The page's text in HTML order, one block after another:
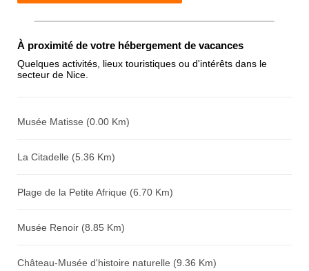
Antispam - Combien font 7x4 (en
chiffres) :
À proximité de votre hébergement de vacances
Quelques activités, lieux touristiques ou d'intérêts dans le
secteur de Nice.
Musée Matisse (0.00 Km)
La Citadelle (5.36 Km)
Plage de la Petite Afrique (6.70 Km)
Musée Renoir (8.85 Km)
Château-Musée d'histoire naturelle (9.36 Km)